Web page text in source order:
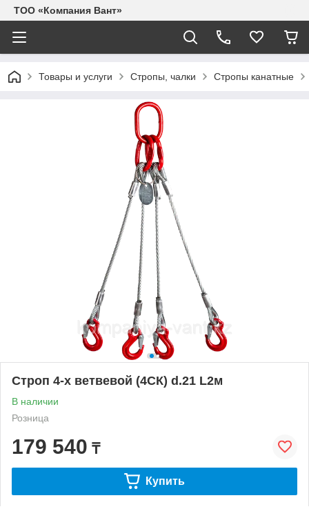
ТОО «Компания Вант»
Товары и услуги Стропы, чалки Стропы канатные
Строп 4-х ветвевой (4СК) d.21 L2м
В наличии
Розница
179 540 ₸
Купить